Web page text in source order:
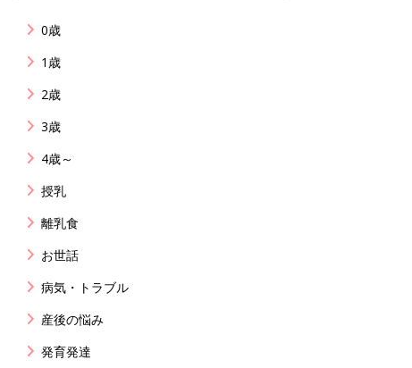
0歳
1歳
2歳
3歳
4歳～
授乳
離乳食
お世話
病気・トラブル
産後の悩み
発育発達